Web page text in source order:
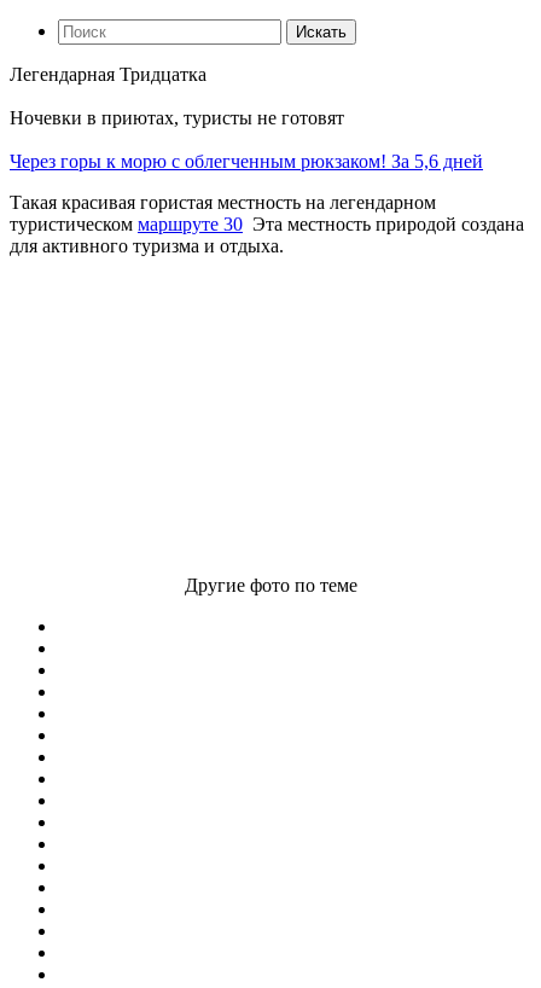
Искать
Легендарная Тридцатка
Ночевки в приютах, туристы не готовят
Через горы к морю с облегченным рюкзаком! За 5,6 дней
Такая красивая гористая местность на легендарном
туристическом маршруте 30 Эта местность природой создана
для активного туризма и отдыха.
Другие фото по теме